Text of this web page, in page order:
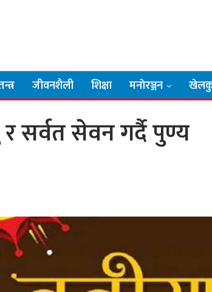
जीवनशैली शिक्षा मनाेरञ्जन
सर्वत सेवन गर्दै पुण्य